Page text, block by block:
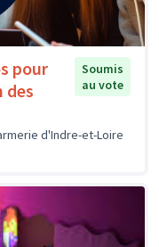
pour
des
Soumis
au vote
d'Indre-et-Loire